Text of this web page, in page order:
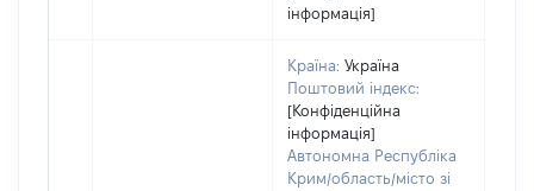
інформація]
Країна: Україна
Поштовий індекс:
[Конфіденційна
інформація]
Автономна Республіка
Крим/область/місто зі